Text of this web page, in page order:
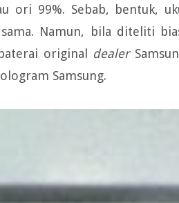
ori 99%. Sebab, bentuk,
Namun, bila diteliti
original dealer
Samsung.